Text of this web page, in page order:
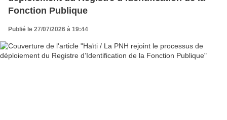
Fonction Publique
Publié le 27/07/2026 à 19:44